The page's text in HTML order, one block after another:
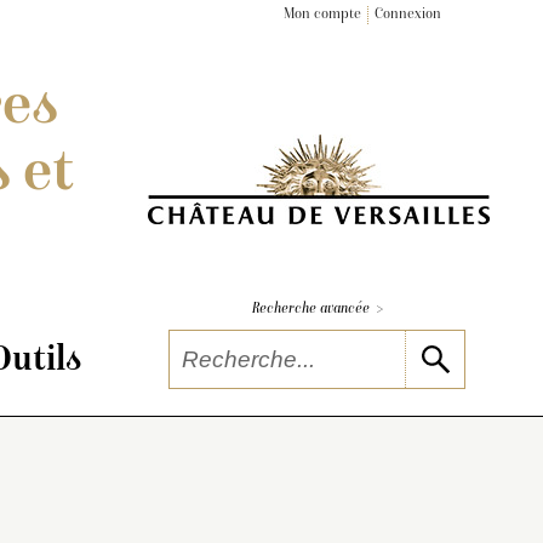
Mon compte Connexion
et
Recherche avancée >